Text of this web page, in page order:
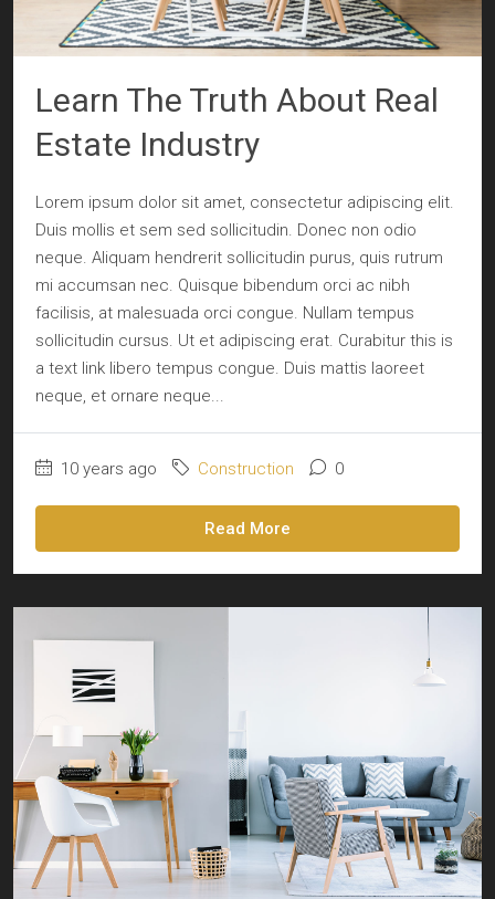
Learn The Truth About Real
Estate Industry
Lorem ipsum dolor sit amet, consectetur adipiscing elit.
Duis mollis et sem sed sollicitudin. Donec non odio
neque. Aliquam hendrerit sollicitudin purus, quis rutrum
mi accumsan nec. Quisque bibendum orci ac nibh
facilisis, at malesuada orci congue. Nullam tempus
sollicitudin cursus. Ut et adipiscing erat. Curabitur this is
a text link libero tempus congue. Duis mattis laoreet
neque, et ornare neque...
10 years ago Construction 0
Read More